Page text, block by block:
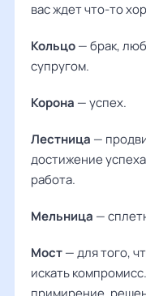
вас ждет что-то
Кольцо— брак,
супругом.
Корона — успех.
Лестница —
достижение
работа.
Мельница —
Мост— для того,
искать